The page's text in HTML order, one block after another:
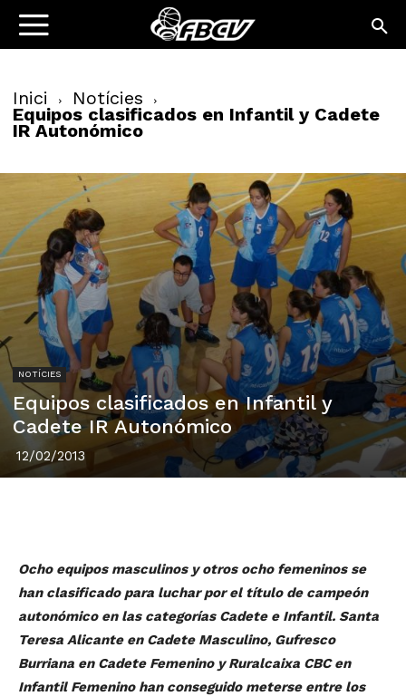
Inici Notícies
Equipos clasificados en Infantil y Cadete
IR Autonómico
NOTÍCIES
Equipos clasificados en Infantil y
Cadete IR Autonómico
12/02/2013
Ocho equipos masculinos y otros ocho femeninos se
han clasificado para luchar por el título de campeón
autonómico en las categorías Cadete e Infantil. Santa
Teresa Alicante en Cadete Masculino, Gufresco
Burriana en Cadete Femenino y Ruralcaixa CBC en
Infantil Femenino han conseguido meterse entre los